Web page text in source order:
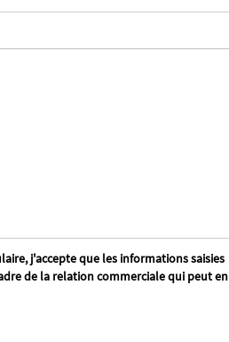
j'accepte que les informations saisies
de la relation commerciale qui peut en